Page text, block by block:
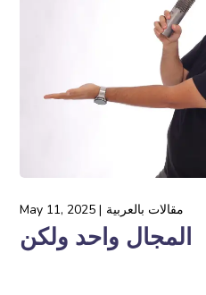
May 11, 2025 مقالات بالعربية
المجال واحد ولكن